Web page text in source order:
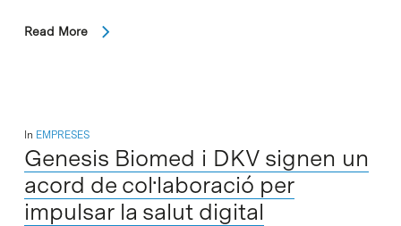
Read More
In EMPRESES
Genesis Biomed i DKV signen un
acord de col·laboració per
impulsar la salut digital